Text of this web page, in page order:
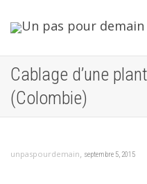
Cablage d’une
(Colombie)
unpaspourdemain, septembre 5, 2015